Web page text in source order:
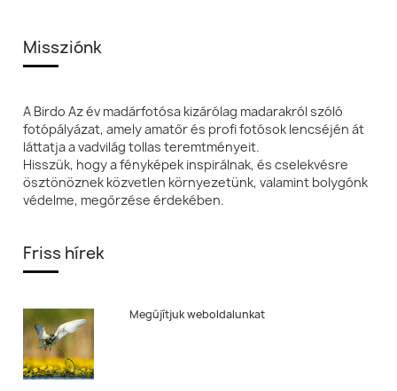
Missziónk
A Birdo Az év madárfotósa kizárólag madarakról szóló
fotópályázat, amely amatőr és profi fotósok lencséjén át
láttatja a vadvilág tollas teremtményeit.
Hisszük, hogy a fényképek inspirálnak, és cselekvésre
ösztönöznek közvetlen környezetünk, valamint bolygónk
védelme, megőrzése érdekében.
Friss hírek
Megújítjuk weboldalunkat